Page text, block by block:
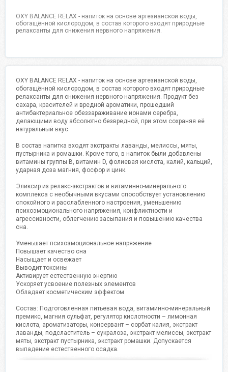
OXY BALANCE RELAX - напиток на основе артезианской воды,
обогащённой кислородом, в состав которого входят природные
релаксанты для снижения нервного напряжения.
OXY BALANCE RELAX - напиток на основе артезианской воды,
обогащённой кислородом, в состав которого входят природные
релаксанты для снижения нервного напряжения. Продукт без
сахара, красителей и вредной ароматики, прошедший
антибактериальное обеззараживание ионами серебра,
делающими воду абсолютно безвредной, при этом сохраняя её
натуральный вкус.
В состав напитка входят экстракты лаванды, мелиссы, мяты,
пустырника и ромашки. Кроме того, в напиток были добавлены
витамины группы B, витамин D, фолиевая кислота, калий, кальций,
ударная доза магния, фосфор и цинк.
Эликсир из релакс-экстрактов и витаминно-минерального
комплекса с необычными вкусами способствует установлению
спокойного и расслабленного настроения, уменьшению
психоэмоционального напряжения, конфликтности и
агрессивности, облегчению засыпания и повышению качества
сна.
Уменьшает психоэмоциональное напряжение
Повышает качество сна
Насыщает и освежает
Выводит токсины
Активирует естественную энергию
Ускоряет усвоение полезных элементов
Обладает косметическим эффектом
Состав: Подготовленная питьевая вода, витаминно-минеральный
премикс, магния сульфат, регулятор кислотности – лимонная
кислота, ароматизаторы, консервант – сорбат калия, экстракт
лаванды, подсластитель – сукралоза, экстракт мелиссы, экстракт
мяты, экстракт пустырника, экстракт ромашки. Допускается
выпадение естественного осадка.